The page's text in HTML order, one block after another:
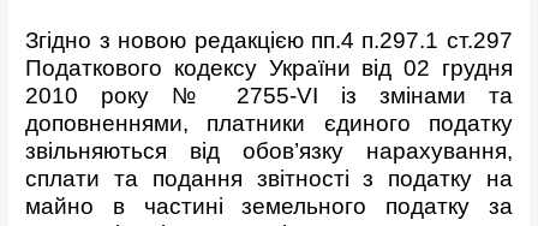
Згідно з новою редакцією пп.4 п.297.1 ст.297
Податкового кодексу України від 02 грудня
2010 року № 2755-VI із змінами та
доповненнями, платники єдиного податку
звільняються від обов’язку нарахування,
сплати та подання звітності з податку на
майно в частині земельного податку за